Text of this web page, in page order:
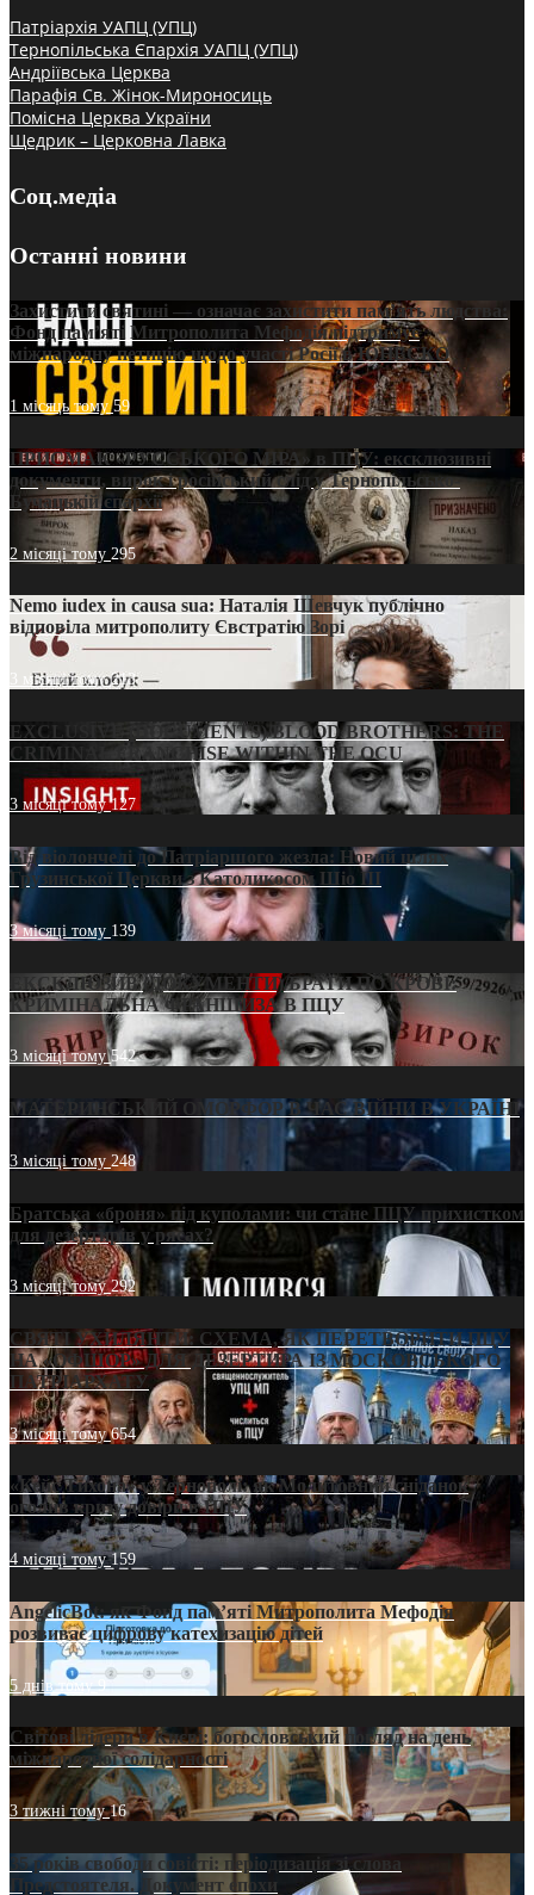
Патріархія УАПЦ (УПЦ)
Тернопільська Єпархія УАПЦ (УПЦ)
Андріївська Церква
Парафія Св. Жінок-Мироносиць
Помісна Церква України
Щедрик – Церковна Лавка
Соц.медіа
Останні новини
Захистити святині — означає захистити пам’ять людства:
Фонд пам’яті Митрополита Мефодія підтримує
міжнародну петицію щодо участі Росії в ЮНЕСКО
1 місяць тому59
ПРИСМАК «РУССЬКОГО МІРА» в ПЦУ: ексклюзивні
документи, вирок і російський слід у Тернопільсько-
Бучацькій єпархії
2 місяці тому 295
Nemo iudex in causa sua: Наталія Шевчук публічно
відповіла митрополиту Євстратію Зорі
3 місяці тому213
EXCLUSIVE (DOCUMENTS)/BLOOD BROTHERS: THE
CRIMINAL FRANCHISE WITHIN THE OCU
3 місяці тому127
Від віолончелі до Патріаршого жезла: Новий шлях
Грузинської Церкви з Католикосом Шіо III
3 місяці тому 139
ЕКСКЛЮЗИВ (ДОКУМЕНТИ)/БРАТИ ПО КРОВІ:
КРИМІНАЛЬНА ФРАНШИЗА В ПЦУ
3 місяці тому542
МАТЕРИНСЬКИЙ ОМОРФОР В ЧАС ВІЙНИ В УКРАЇНІ
3 місяці тому248
Братська «броня» під куполами: чи стане ПЦУ прихистком
для дезертирів у рясах?
3 місяці тому292
СВЯТІ УХИЛЯНТИ: СХЕМА, ЯК ПЕРЕТВОРИТИ ПЦУ
НА «ОФШОР» ДЛЯ ДЕЗЕРТИРА ІЗ МОСКОВСЬКОГО
ПАТРІАРХАТУ
3 місяці тому654
«Кейс Тихона» у Тернополі: як Молитовний сніданок
оголив кризу довіри в ПЦУ
4 місяці тому159
AngelicBot: як Фонд пам’яті Митрополита Мефодія
розвиває цифрову катехизацію дітей
5 днів тому9
Світові лідери в Києві: богословський погляд на день
міжнародної солідарності
3 тижні тому16
35 років свободи совісті: періодизація зі слова
Предстоятеля. Документ епохи